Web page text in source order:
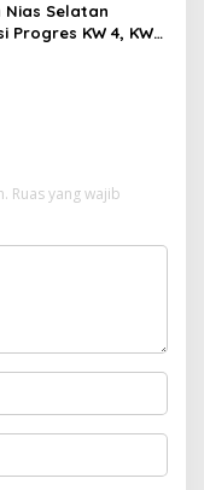
Nias Selatan
Progres KW 4, KW
Ruas yang wajib